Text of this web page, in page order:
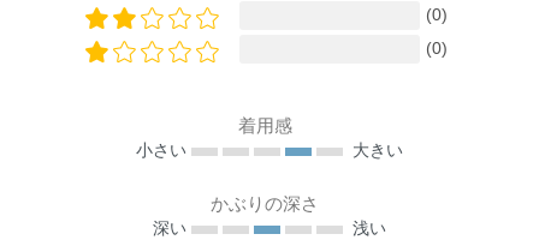
(0)
(0)
着用感
小さい 大きい
かぶりの深さ
深い 浅い